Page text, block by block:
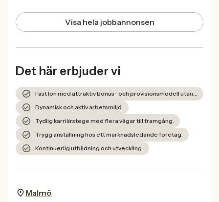
Visa hela jobbannonsen
Det här erbjuder vi
Fast lön med attraktiv bonus- och provisionsmodell utan tak.
Dynamisk och aktiv arbetsmiljö.
Tydlig karriärstege med flera vägar till framgång.
Trygg anställning hos ett marknadsledande företag.
Kontinuerlig utbildning och utveckling.
Malmö